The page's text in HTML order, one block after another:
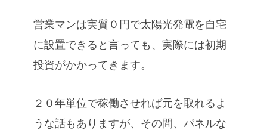
営業マンは実質０円で太陽光発電を自宅
に設置できると言っても、実際には初期
投資がかかってきます。
２０年単位で稼働させれば元を取れるよ
うな話もありますが、その間、パネルな